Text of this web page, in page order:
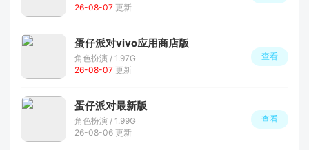
26-08-07 更新
蛋仔派对vivo应用商店版
角色扮演 / 1.97G
26-08-07 更新
查看
蛋仔派对最新版
角色扮演 / 1.99G
26-08-06 更新
查看